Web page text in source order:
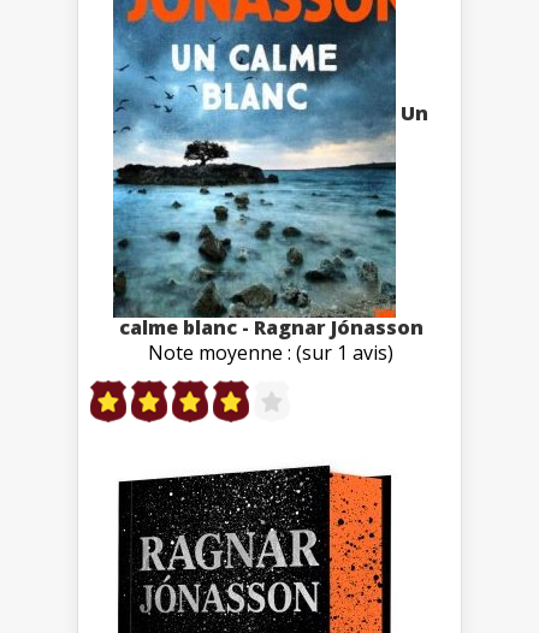
Un
calme blanc - Ragnar Jónasson
Note moyenne : (sur 1 avis)